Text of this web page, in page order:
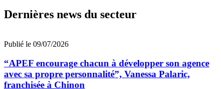
Dernières news du secteur
Publié le 09/07/2026
“APEF encourage chacun à développer son agence
avec sa propre personnalité”, Vanessa Palaric,
franchisée à Chinon